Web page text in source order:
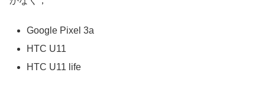
Google Pixel 3a
HTC U11
HTC U11 life